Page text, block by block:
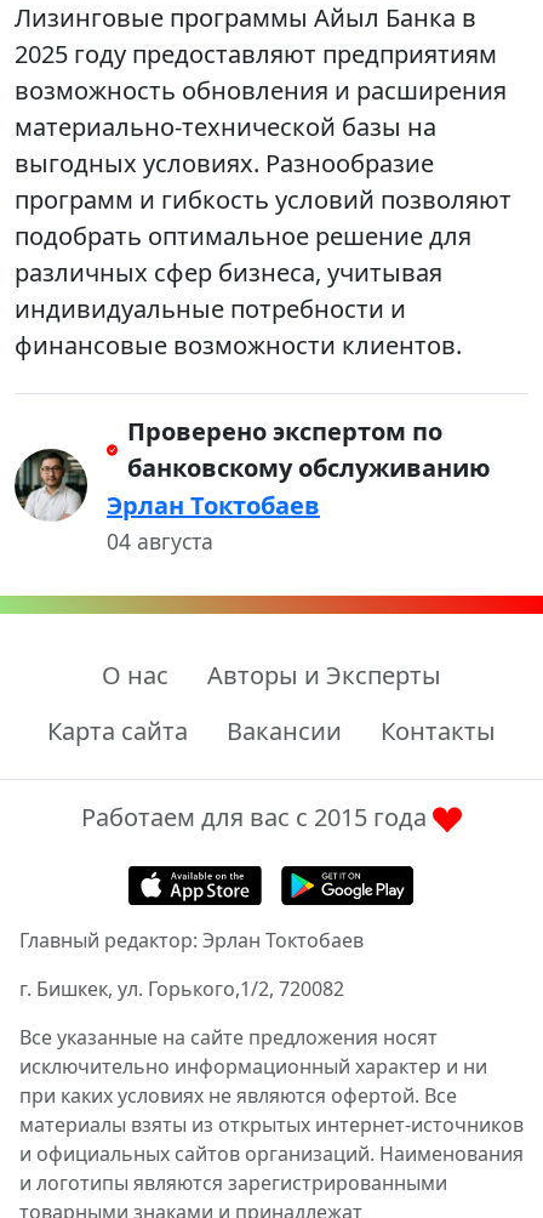
Лизинговые программы Айыл Банка в
2025 году предоставляют предприятиям
возможность обновления и расширения
материально-технической базы на
выгодных условиях. Разнообразие
программ и гибкость условий позволяют
подобрать оптимальное решение для
различных сфер бизнеса, учитывая
индивидуальные потребности и
финансовые возможности клиентов.
Проверено экспертом по
банковскому обслуживанию
Эрлан Токтобаев
04 августа
О нас
Авторы и Эксперты
Карта сайта
Вакансии Контакты
Работаем для вас с 2015 года
Главный редактор: Эрлан Токтобаев
г. Бишкек, ул. Горького,1/2, 720082
Все указанные на сайте предложения носят
исключительно информационный характер и ни
при каких условиях не являются офертой. Все
материалы взяты из открытых интернет-источников
и официальных сайтов организаций. Наименования
и логотипы являются зарегистрированными
товарными знаками и принадлежат